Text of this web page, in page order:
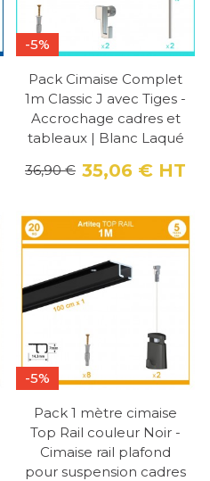
Prix de base
-5%
Pack Cimaise Complet
1m Classic J avec Tiges -
Accrochage cadres et
tableaux | Blanc Laqué
35,06 € HT
36,90 €
-5%
Pack 1 mètre cimaise
Top Rail couleur Noir -
Cimaise rail plafond
pour suspension cadres